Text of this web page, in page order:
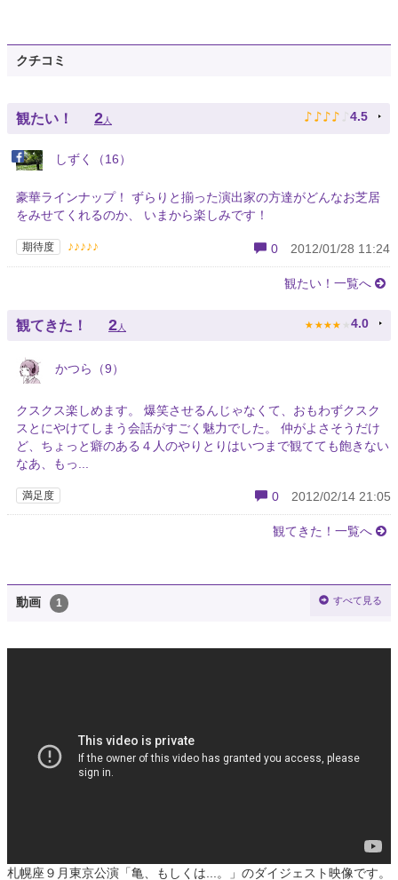
クチコミ
観たい！ 2人 ♪ ♪ ♪ ♪ ♪ 4.5
しずく（16）
豪華ラインナップ！ ずらりと揃った演出家の方達がどんなお芝居
をみせてくれるのか、 いまから楽しみです！
期待度 ♪♪♪♪♪ 0 2012/01/28 11:24
観たい！一覧へ
観てきた！ 2 人 ★ ★ ★ ★ ★ 4.0
かつら（9）
クスクス楽しめます。 爆笑させるんじゃなくて、おもわずクスク
スとにやけてしまう会話がすごく魅力でした。 仲がよさそうだけ
ど、ちょっと癖のある４人のやりとりはいつまで観てても飽きない
なあ、もっ...
満足度 0 2012/02/14 21:05
観てきた！一覧へ
動画 1 すべて見る
札幌座９月東京公演「亀、もしくは...。」のダイジェスト映像です。